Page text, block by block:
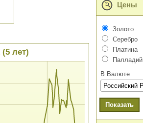
лет)
Цены
Золото
Серебро
Платина
Палладий
В Валюте
Показать